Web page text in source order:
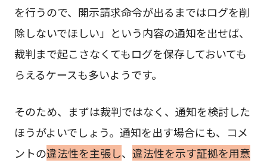
を行うので、開示請求命令が出るまではログを削
除しないでほしい」という内容の通知を出せば、
裁判まで起こさなくてもログを保存しておいても
らえるケースも多いようです。
そのため、まずは裁判ではなく、通知を検討した
ほうがよいでしょう。通知を出す場合にも、コメ
ントの違法性を主張し、 違法性を示す証拠を用意